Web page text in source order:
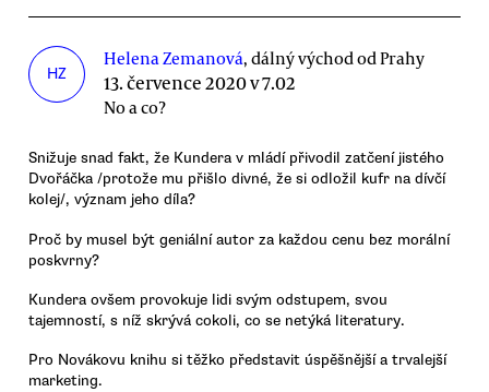
HZ
Helena Zemanová, dálný východ od Prahy
13. července 2020 v 7.02
No a co?
Snižuje snad fakt, že Kundera v mládí přivodil zatčení jistého
Dvořáčka /protože mu přišlo divné, že si odložil kufr na dívčí
kolej/, význam jeho díla?
Proč by musel být geniální autor za každou cenu bez morální
poskvrny?
Kundera ovšem provokuje lidi svým odstupem, svou
tajemností, s níž skrývá cokoli, co se netýká literatury.
Pro Novákovu knihu si těžko představit úspěšnější a trvalejší
marketing.